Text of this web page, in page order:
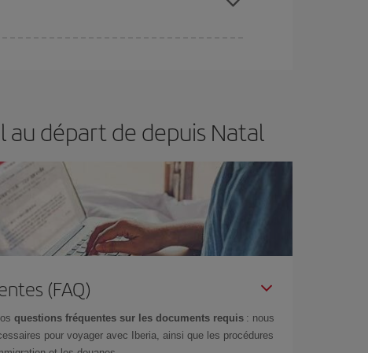
départ de depuis Natal
(FAQ)
questions fréquentes sur les documents requis : nous
pour voyager avec Iberia, ainsi que les procédures